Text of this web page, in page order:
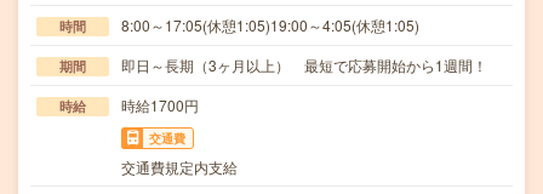
時間 8:00～17:05(休憩1:05)19:00～4:05(休憩1:05)
期間 即日～長期（3ヶ月以上） 最短で応募開始から1週間！
時給 時給1700円
交通費
交通費規定内支給